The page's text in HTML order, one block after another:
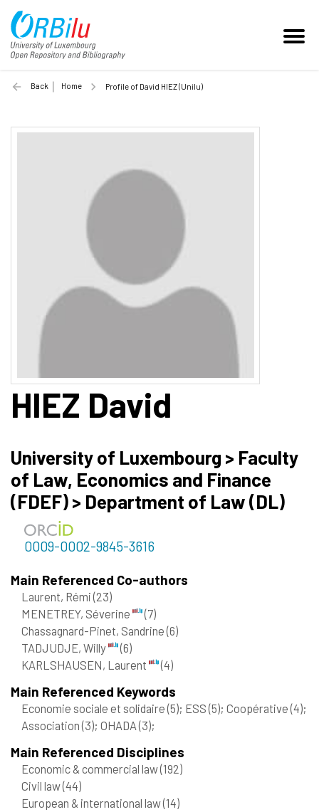
Back Home Profile of David HIEZ (Unilu)
HIEZ David
University of Luxembourg > Faculty
of Law, Economics and Finance
(FDEF) > Department of Law (DL)
0009-0002-9845-3616
Main Referenced Co-authors
Laurent, Rémi(23)
MENETREY, Séverine
(7)
Chassagnard-Pinet, Sandrine(6)
TADJUDJE, Willy
(6)
KARLSHAUSEN, Laurent
(4)
Main Referenced Keywords
Economie sociale et solidaire(5); ESS(5); Coopérative(4);
Association(3); OHADA(3);
Main Referenced Disciplines
Economic & commercial law(192)
Civil law(44)
European & international law(14)